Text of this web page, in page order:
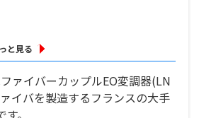
と見る
ァイバーカップルEO変調器(LN
イバを製造するフランスの大手